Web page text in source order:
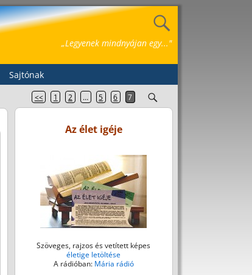
„Legyenek mindnyájan egy..."
Sajtónak
<< 1 2 … 5 6 7
Az élet igéje
Szöveges, rajzos és vetített képes
életige letöltése
A rádióban: Mária rádió